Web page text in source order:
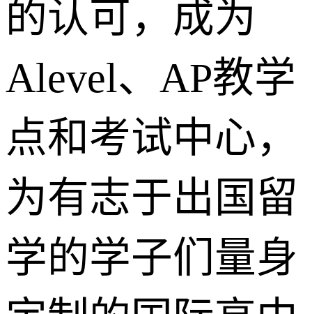
的认可，成为
Alevel、AP教学
点和考试中心，
为有志于出国留
学的学子们量身